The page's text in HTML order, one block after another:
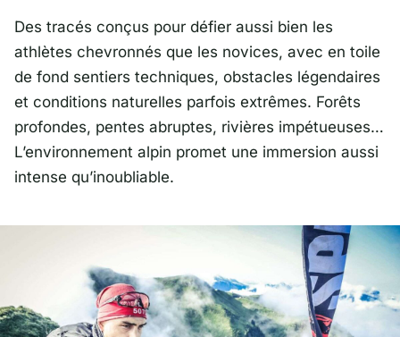
Des tracés conçus pour défier aussi bien les
athlètes chevronnés que les novices, avec en toile
de fond sentiers techniques, obstacles légendaires
et conditions naturelles parfois extrêmes. Forêts
profondes, pentes abruptes, rivières impétueuses…
L’environnement alpin promet une immersion aussi
intense qu’inoubliable.